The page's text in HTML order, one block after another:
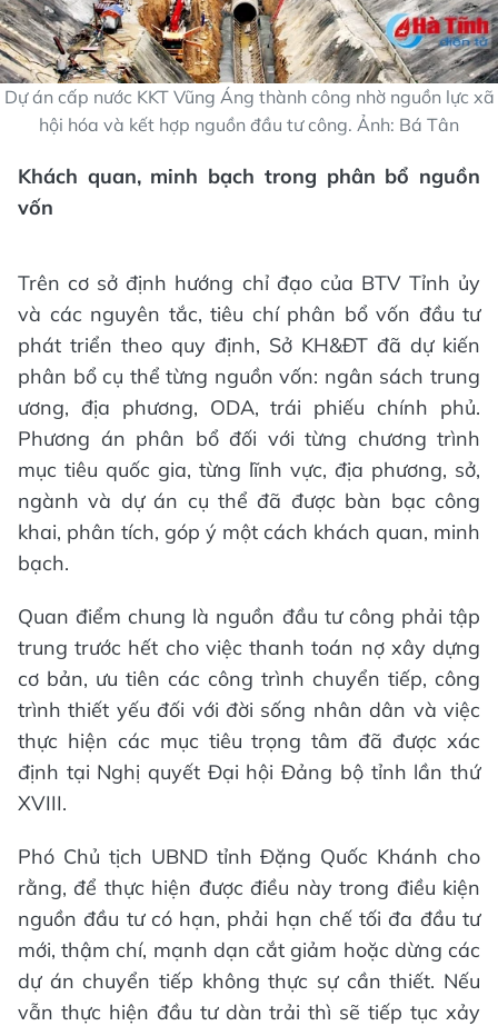
Dự án cấp nước KKT Vũng Áng thành công nhờ nguồn lực xã
hội hóa và kết hợp nguồn đầu tư công. Ảnh: Bá Tân
Khách quan, minh bạch trong phân bổ nguồn
vốn
Trên cơ sở định hướng chỉ đạo của BTV Tỉnh ủy
và các nguyên tắc, tiêu chí phân bổ vốn đầu tư
phát triển theo quy định, Sở KH&ĐT đã dự kiến
phân bổ cụ thể từng nguồn vốn: ngân sách trung
ương, địa phương, ODA, trái phiếu chính phủ.
Phương án phân bổ đối với từng chương trình
mục tiêu quốc gia, từng lĩnh vực, địa phương, sở,
ngành và dự án cụ thể đã được bàn bạc công
khai, phân tích, góp ý một cách khách quan, minh
bạch.
Quan điểm chung là nguồn đầu tư công phải tập
trung trước hết cho việc thanh toán nợ xây dựng
cơ bản, ưu tiên các công trình chuyển tiếp, công
trình thiết yếu đối với đời sống nhân dân và việc
thực hiện các mục tiêu trọng tâm đã được xác
định tại Nghị quyết Đại hội Đảng bộ tỉnh lần thứ
XVIII.
Phó Chủ tịch UBND tỉnh Đặng Quốc Khánh cho
rằng, để thực hiện được điều này trong điều kiện
nguồn đầu tư có hạn, phải hạn chế tối đa đầu tư
mới, thậm chí, mạnh dạn cắt giảm hoặc dừng các
dự án chuyển tiếp không thực sự cần thiết. Nếu
vẫn thực hiện đầu tư dàn trải thì sẽ tiếp tục xảy